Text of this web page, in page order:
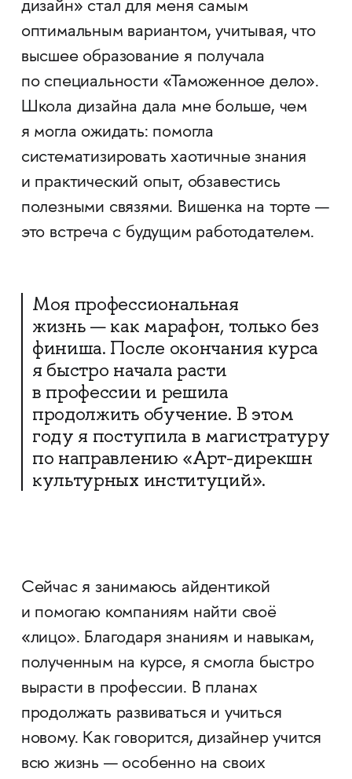
дизайн» стал для меня самым
оптимальным вариантом, учитывая, что
высшее образование я получала
по специальности «Таможенное дело».
Школа дизайна дала мне больше, чем
я могла ожидать: помогла
систематизировать хаотичные знания
и практический опыт, обзавестись
полезными связями. Вишенка на торте —
это встреча с будущим работодателем.​​​​​​​
Моя профессиональная
жизнь — как марафон, только без
финиша. После окончания курса
я быстро начала расти
в профессии и решила
продолжить обучение. В этом
году я поступила в магистратуру
по направлению «Арт-дирекшн
культурных институций».
Сейчас я занимаюсь айдентикой
и помогаю компаниям найти своё
«лицо». Благодаря знаниям и навыкам,
полученным на курсе, я смогла быстро
вырасти в профессии. В планах
продолжать развиваться и учиться
новому. Как говорится, дизайнер учится
всю жизнь — особенно на своих